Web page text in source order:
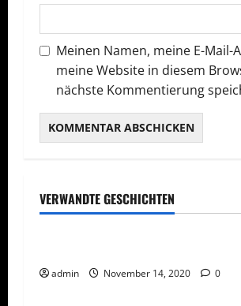
Meinen Namen, meine E-Mail-
meine Website in diesem
nächste Kommentierung
VERWANDTE GESCHICHTEN
Gesellschaft/Politik NACHRICHTEN
admin November 14, 2020 0
Gesellschaft/Politik NACHRICHTEN